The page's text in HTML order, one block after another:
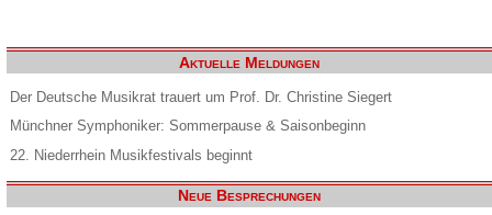
Aktuelle Meldungen
Der Deutsche Musikrat trauert um Prof. Dr. Christine Siegert
Münchner Symphoniker: Sommerpause & Saisonbeginn
22. Niederrhein Musikfestivals beginnt
Neue Besprechungen